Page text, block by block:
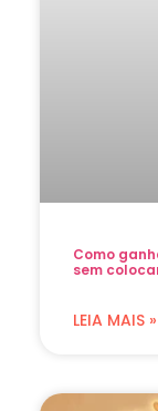
Como
sem
LEIA MAIS »